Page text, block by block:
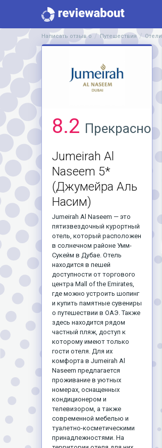
Написать отзыв о Путешествия Отели
8.2 Прекрасно
Jumeirah Al
Naseem 5*
(Джумейра Аль
Насим)
Jumeirah Al Naseem — это
пятизвездочный курортный
отель, который расположен
в солнечном районе Умм-
Сукейм в Дубае. Отель
находится в пешей
доступности от торгового
центра Mall of the Emirates,
где можно устроить шопинг
и купить памятные сувениры
о путешествии в ОАЭ. Также
здесь находится рядом
частный пляж, доступ к
которому имеют только
гости отеля. Для их
комфорта в Jumeirah Al
Naseem предлагается
проживание в уютных
номерах, оснащенных
кондиционером и
телевизором, а также
современной мебелью и
туалетно-косметическими
принадлежностями. На